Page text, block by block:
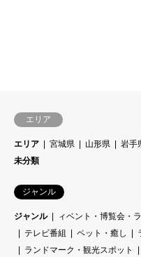
エリア
エリア 宮城県 山形県 岩手
未分類
ジャンル
ジャンル ィベント・博覧会・
テレビ番組
ペット・癒し
ランドマーク・観光スポット